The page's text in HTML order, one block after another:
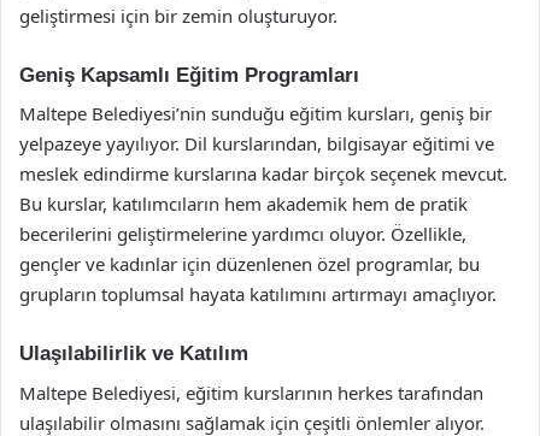
geliştirmesi için bir zemin oluşturuyor.
Geniş Kapsamlı Eğitim Programları
Maltepe Belediyesi’nin sunduğu eğitim kursları, geniş bir
yelpazeye yayılıyor. Dil kurslarından, bilgisayar eğitimi ve
meslek edindirme kurslarına kadar birçok seçenek mevcut.
Bu kurslar, katılımcıların hem akademik hem de pratik
becerilerini geliştirmelerine yardımcı oluyor. Özellikle,
gençler ve kadınlar için düzenlenen özel programlar, bu
grupların toplumsal hayata katılımını artırmayı amaçlıyor.
Ulaşılabilirlik ve Katılım
Maltepe Belediyesi, eğitim kurslarının herkes tarafından
ulaşılabilir olmasını sağlamak için çeşitli önlemler alıyor.